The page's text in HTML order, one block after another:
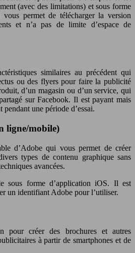
(avec des limitations) et sous forme
vous permet de télécharger la version
et n’a pas de limite d’espace de
similaires au précédent qui
ou des flyers pour faire la publicité
d’un magasin ou d’un service, qui
sur Facebook. Il est payant mais
une période d’essai.
ligne/mobile)
d’Adobe qui vous permet de créer
types de contenu graphique sans
avancées.
sous forme d’application iOS. Il est
un identifiant Adobe pour l’utiliser.
pour créer des brochures et autres
à partir de smartphones et de